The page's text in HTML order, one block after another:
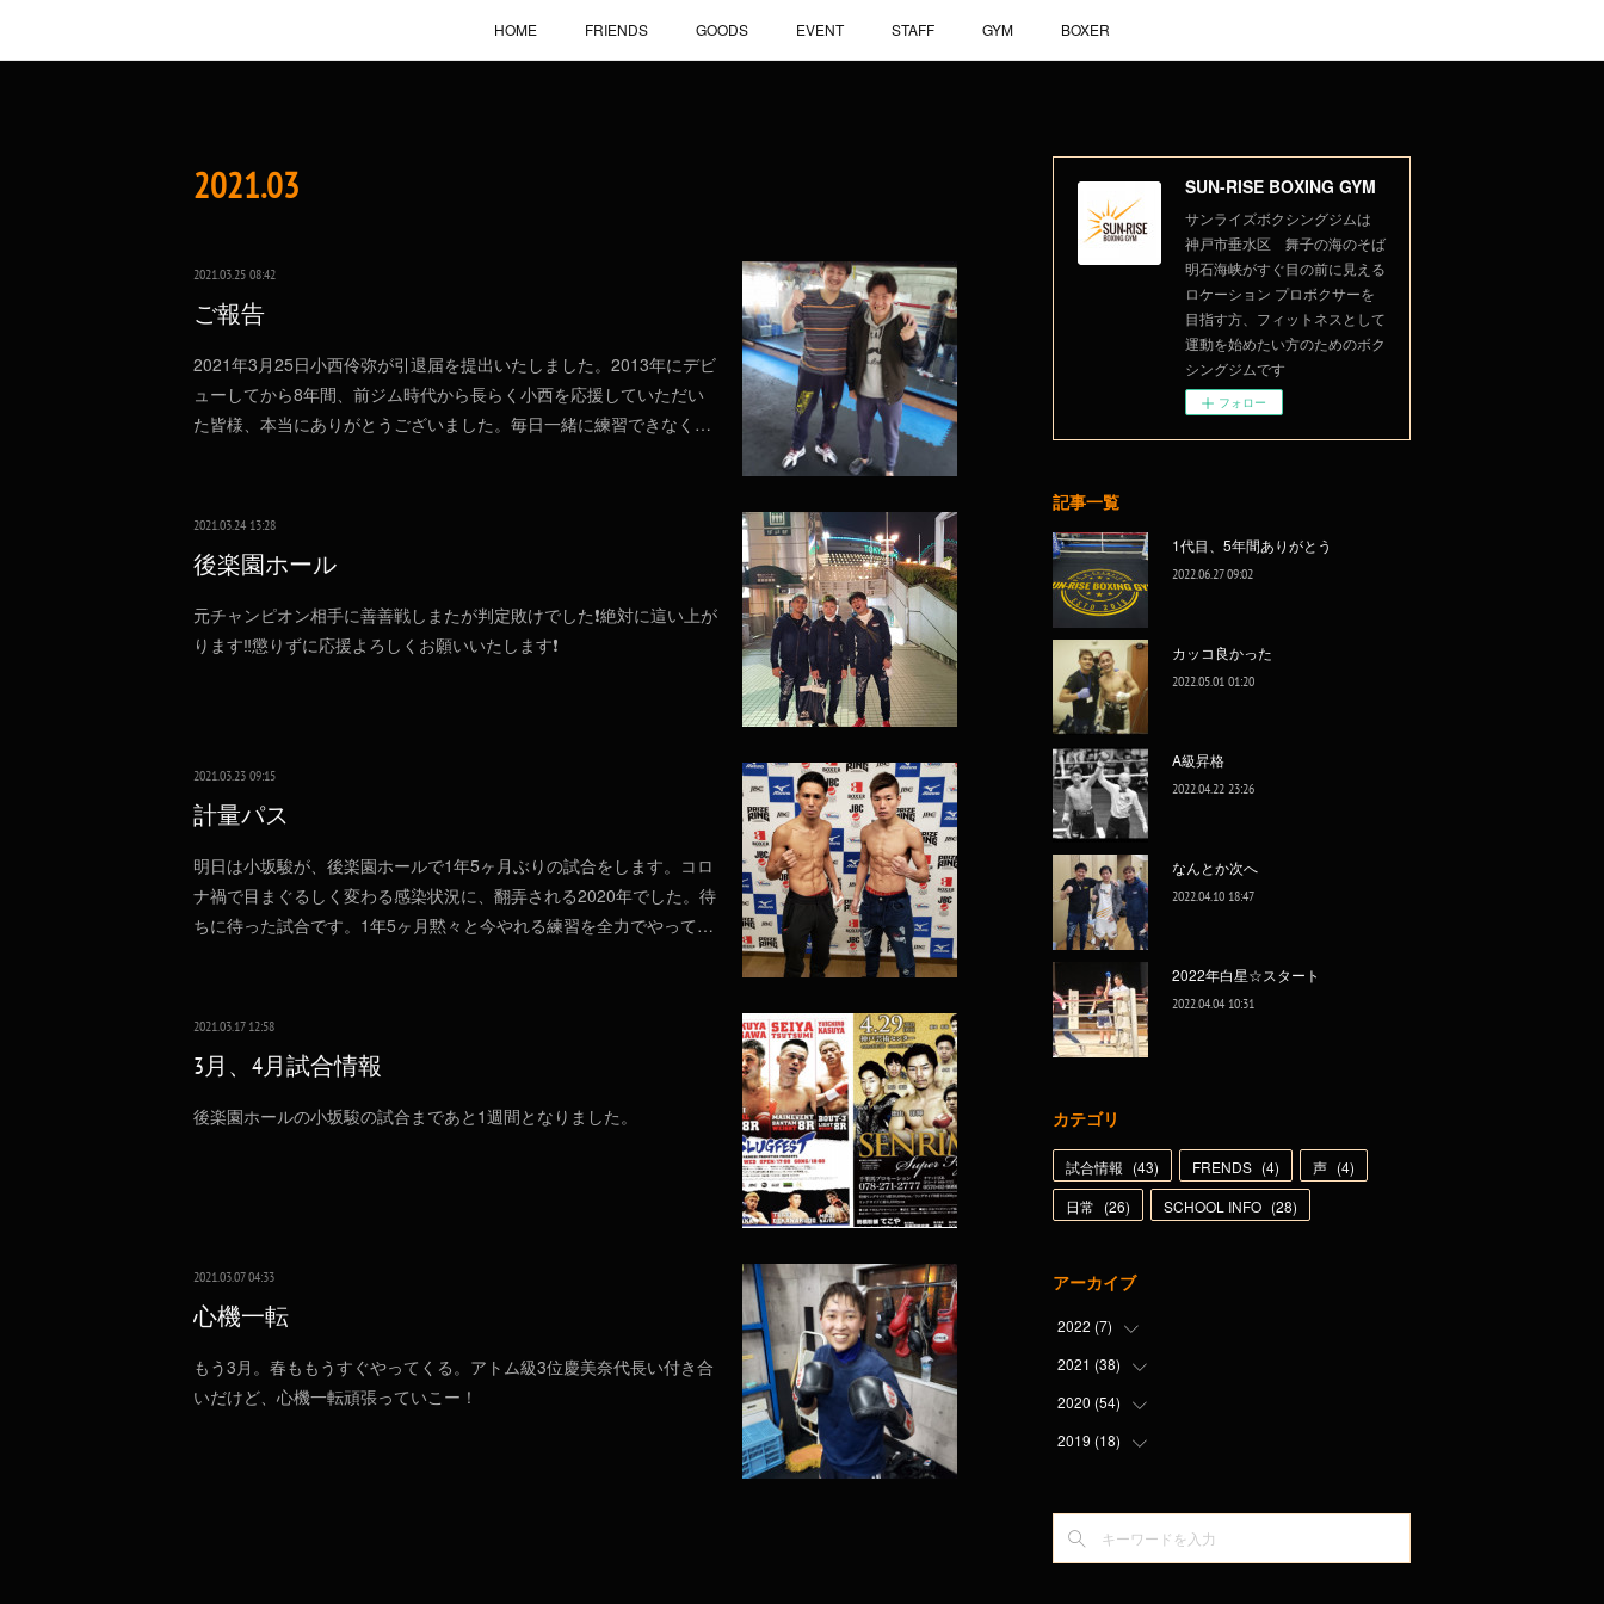
HOME FRIENDS GOODS EVENT STAFF GYM BOXER
2021.03
2021.03.25 08:42
ご報告
2021年3月25日小西伶弥が引退届を提出いたしました。2013年にデビ
ューしてから8年間、前ジム時代から長らく小西を応援していただい
た皆様、本当にありがとうございました。毎日一緒に練習できなく…
2021.03.24 13:28
後楽園ホール
元チャンピオン相手に善善戦しまたが判定敗けでした❗絶対に這い上が
ります‼️懲りずに応援よろしくお願いいたします❗
2021.03.23 09:15
計量パス
明日は小坂駿が、後楽園ホールで1年5ヶ月ぶりの試合をします。コロ
ナ禍で目まぐるしく変わる感染状況に、翻弄される2020年でした。待
ちに待った試合です。1年5ヶ月黙々と今やれる練習を全力でやって…
2021.03.17 12:58
3月、4月試合情報
後楽園ホールの小坂駿の試合まであと1週間となりました。
2021.03.07 04:33
心機一転
もう3月。春ももうすぐやってくる。アトム級3位慶美奈代長い付き合
いだけど、心機一転頑張っていこー！
SUN-RISE BOXING GYM
サンライズボクシングジムは
神戸市垂水区 舞子の海のそば
明石海峡がすぐ目の前に見える
ロケーション プロボクサーを
目指す方、フィットネスとして
運動を始めたい方のためのボク
シングジムです
フォロー
記事一覧
1代目、5年間ありがとう
2022.06.27 09:02
カッコ良かった
2022.05.01 01:20
A級昇格
2022.04.22 23:26
なんとか次へ
2022.04.10 18:47
2022年白星☆スタート
2022.04.04 10:31
カテゴリ
試合情報 (43) FRENDS (4) 声 (4)
日常 (26) SCHOOL INFO (28)
アーカイブ
2022 (7)
(1
(1
(3
(1)
2021 (38)
(1
(6
(5)
(
2020 (54)
(5
(7)
(
2019 (18)
(8)
(